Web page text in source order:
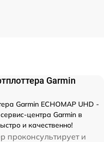
Garmin
Garmin ECHOMAP UHD -
центра Garmin в
и качественно!
проконсультирует и